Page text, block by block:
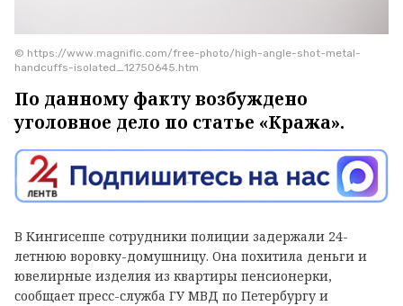
© https://www.magnific.com/free-photo/high-angle-shot-metal-
handcuffs-isolated_12750645.htm
По данному факту возбуждено
уголовное дело по статье «Кража».
В Кингисеппе сотрудники полиции задержали 24-
летнюю воровку-домушницу. Она похитила деньги и
ювелирные изделия из квартиры пенсионерки,
сообщает пресс-служба ГУ МВД по Петербургу и